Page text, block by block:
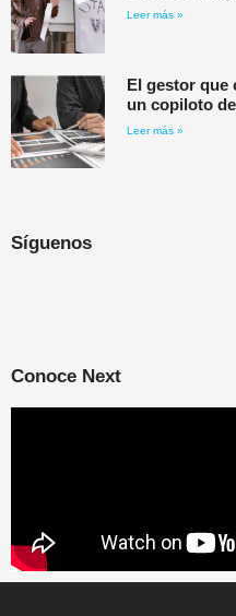
Leer más »
El gestor que
un copiloto
Leer más »
Síguenos
Conoce Next